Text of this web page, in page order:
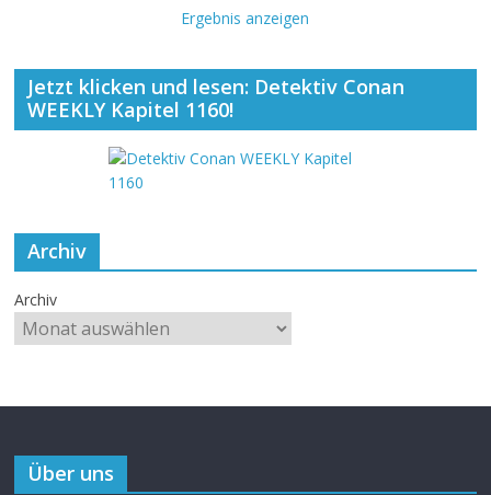
Ergebnis anzeigen
Jetzt klicken und lesen: Detektiv Conan
WEEKLY Kapitel 1160!
Archiv
Archiv
Über uns